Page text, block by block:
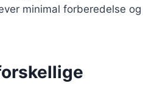
minimal forberedelse og